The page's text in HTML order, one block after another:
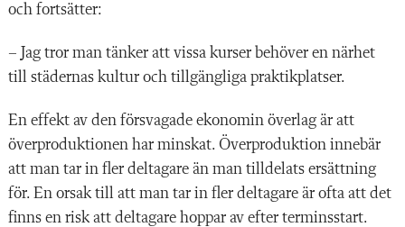
och fortsätter:
– Jag tror man tänker att vissa kurser behöver en närhet
till städernas kultur och tillgängliga praktikplatser.
En effekt av den försvagade ekonomin överlag är att
överproduktionen har minskat. Överproduktion innebär
att man tar in fler deltagare än man tilldelats ersättning
för. En orsak till att man tar in fler deltagare är ofta att det
finns en risk att deltagare hoppar av efter terminsstart.